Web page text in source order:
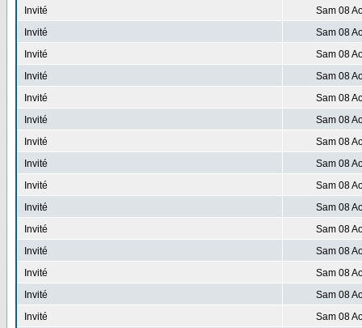
Invité
Sam 08
Invité
Sam 08
Invité
Sam 08
Invité
Sam 08
Invité
Sam 08
Invité
Sam 08
Invité
Sam 08
Invité
Sam 08
Invité
Sam 08
Invité
Sam 08
Invité
Sam 08
Invité
Sam 08
Invité
Sam 08
Invité
Sam 08
Invité
Sam 08